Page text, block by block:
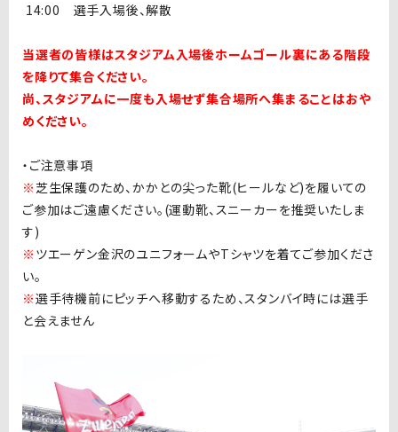
14:00 選手入場後、解散
当選者の皆様はスタジアム入場後ホームゴール裏にある階段
を降りて集合ください。
尚、スタジアムに一度も入場せず集合場所へ集まることはおや
めください。
・ご注意事項
※芝生保護のため、かかとの尖った靴(ヒールなど)を履いての
ご参加はご遠慮ください。 (運動靴、スニーカーを推奨いたしま
す)
※ ツエーゲン金沢のユニフォームやTシャツを着てご参加くださ
い。
※選手待機前にピッチへ移動するため、スタンバイ時には選手
と会えません